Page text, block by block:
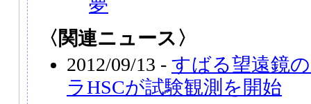
夢
〈関連ニュース〉
2012/09/13 - すばる望遠鏡
ラHSCが試験観測を開始